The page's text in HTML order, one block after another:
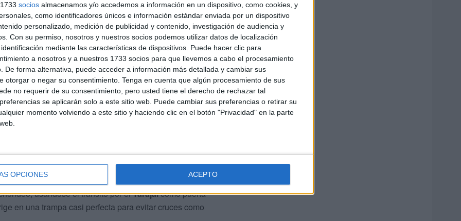
socios almacenamos y/o accedemos a información en un dispositivo, como cookies, y
como identificadores únicos e información estándar enviada por un dispositivo
personalizado, medición de publicidad y contenido, investigación de audiencia y
Con su permiso, nosotros y nuestros socios podemos utilizar datos de localización
mediante las características de dispositivos. Puede hacer clic para
a nosotros y a nuestros 1733 socios para que llevemos a cabo el procesamiento
De forma alternativa, puede acceder a información más detallada y cambiar sus
otorgar o negar su consentimiento. Tenga en cuenta que algún procesamiento de sus
no requerir de su consentimiento, pero usted tiene el derecho de rechazar tal
se aplicarán solo a este sitio web. Puede cambiar sus preferencias o retirar su
momento volviendo a este sitio y haciendo clic en el botón "Privacidad" en la parte
OPCIONES ACEPTO
disparosque terminaron alcanzando a una víctima
conoce como daño colateral.
la salvación y la vía de escape, usando el filtro del
hicieron su trabajo, alertando a la
usándose el tránsito por elTarajalcomo puerta
en una trampa casi perfecta para evitar cruces como